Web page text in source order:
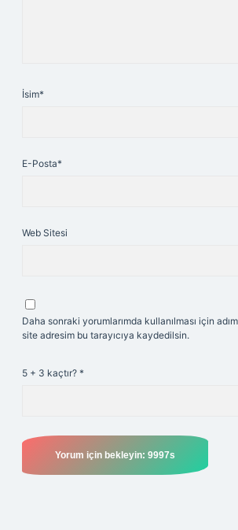
İsim*
E-Posta*
Web Sitesi
Daha sonraki yorumlarımda kullanılması için
site adresim bu tarayıcıya kaydedilsin.
5 + 3 kaçtır? *